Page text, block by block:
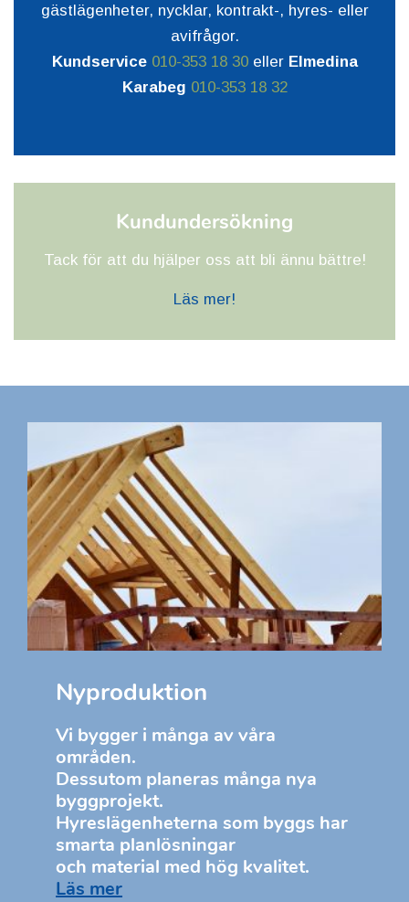
gästlägenheter, nycklar, kontrakt-, hyres- eller
avifrågor.
Kundservice 010-353 18 30eller Elmedina
Karabeg 010-353 18 32
Kundundersökning
Tack för att du hjälper oss att bli ännu bättre!
Läs mer!
Nyproduktion
Vi bygger i många av våra
områden.
Dessutom planeras många nya
byggprojekt.
Hyreslägenheterna som byggs har
smarta planlösningar
och material med hög kvalitet.
Läs mer